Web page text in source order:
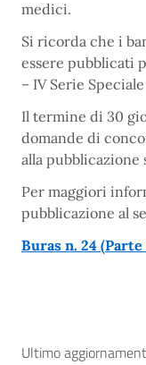
medici.
Si ricorda che i
essere pubblicati
– IV Serie
Il termine di 30
domande di
alla pubblicazione
Per maggiori
pubblicazione al
Buras n. 24
Ultimo